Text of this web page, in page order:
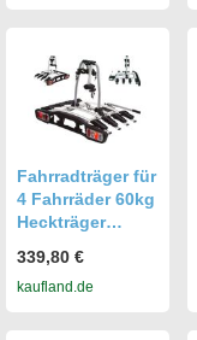
Fahrräder - 60kg
Zuladung -
Fahrradträger für
4 Fahrräder 60kg
Heckträger
ng abklappbar
58001
339,80 €
kaufland.de